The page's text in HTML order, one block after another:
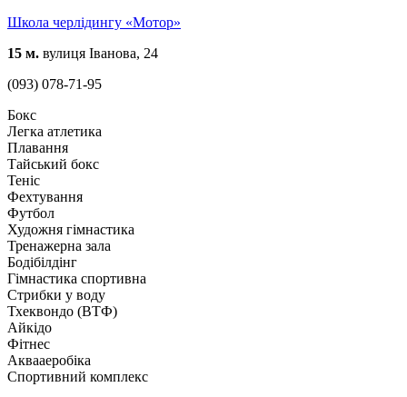
Школа черлідингу «Мотор»
15 м. вулиця Іванова, 24
(093) 078-71-95
Бокс
Легка атлетика
Плавання
Тайський бокс
Теніс
Фехтування
Футбол
Художня гімнастика
Тренажерна зала
Бодібілдінг
Гімнастика спортивна
Стрибки у воду
Тхеквондо (ВТФ)
Айкідо
Фітнес
Аквааеробіка
Спортивний комплекс